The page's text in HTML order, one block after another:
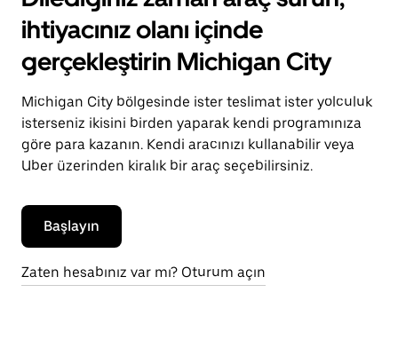
ihtiyacınız olanı içinde
gerçekleştirin Michigan City
Michigan City bölgesinde ister teslimat ister yolculuk
isterseniz ikisini birden yaparak kendi programınıza
göre para kazanın. Kendi aracınızı kullanabilir veya
Uber üzerinden kiralık bir araç seçebilirsiniz.
Başlayın
Zaten hesabınız var mı? Oturum açın